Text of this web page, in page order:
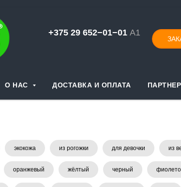
+375 29 652−01−01 А1
О НАС ДОСТАВКА И ОПЛАТА
экокожа из рогожки для девочки из
оранжевый жёлтый черный